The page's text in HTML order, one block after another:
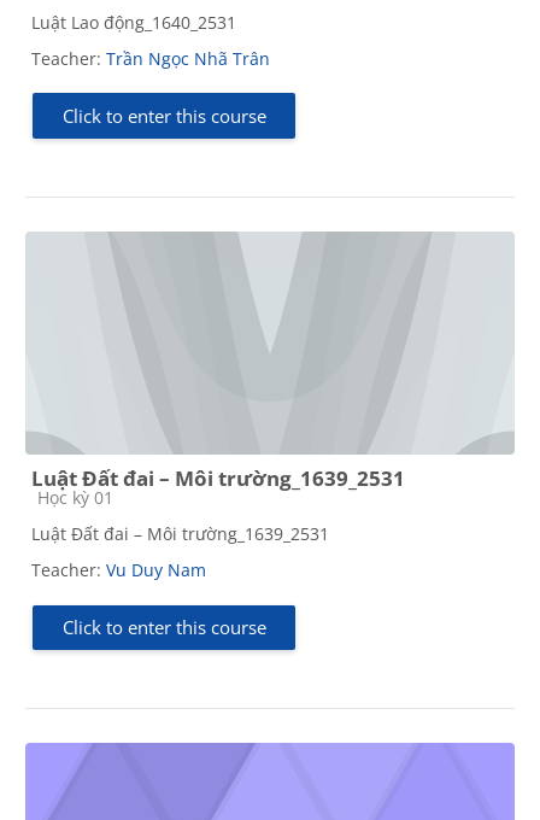
Luật Lao động_1640_2531
Teacher: Trần Ngọc Nhã Trân
Click to enter this course
Luật Đất đai – Môi trường_1639_2531
Course category
Học kỳ 01
Luật Đất đai – Môi trường_1639_2531
Teacher: Vu Duy Nam
Click to enter this course